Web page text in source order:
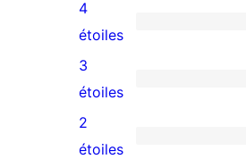
à
5
étoiles
0
avis
à
4
étoile
4
étoiles
0
avis
à
3
étoiles
0
2
étoiles